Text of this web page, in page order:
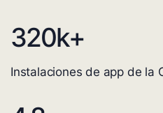
320k+
Instalaciones de app de la